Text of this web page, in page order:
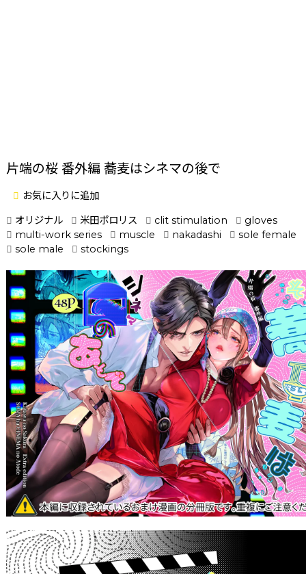
片端の桜 番外編 蕎麦はシネマの後で
お気に入りに追加
オリジナル
米田ポロリス clit stimulation
gloves
multi-work series
muscle nakadashi
sole female
sole male
stockings